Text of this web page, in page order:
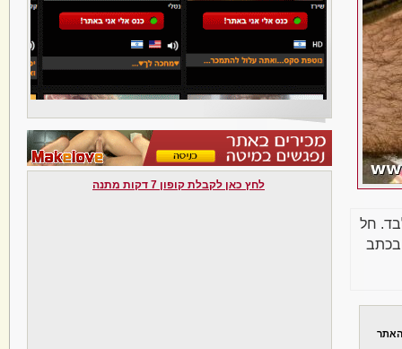
חל
בכתב
האתר
לחץ כאן לקבלת קופון 7 דקות מתנה